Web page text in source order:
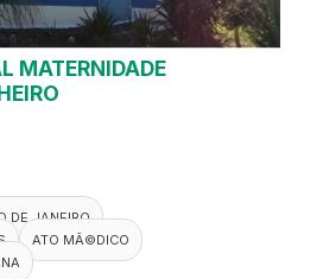
MATERNIDADE
DE JANEIRO
ATO MÃ©DICO